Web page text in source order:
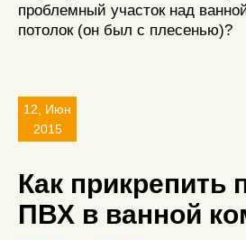
проблемный участок над
потолок (он был с плесенью)?
12, Июн
2015
Как прикрепить
ПВХ в ванной